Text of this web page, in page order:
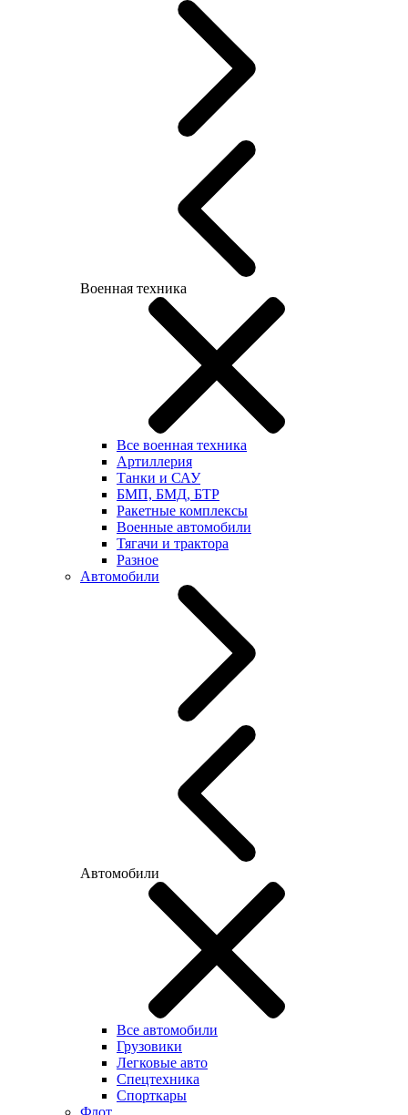
Военная техника
Все военная техника
Артиллерия
Танки и САУ
БМП, БМД, БТР
Ракетные комплексы
Военные автомобили
Тягачи и трактора
Разное
Автомобили
Автомобили
Все автомобили
Грузовики
Легковые авто
Спецтехника
Спорткары
Флот